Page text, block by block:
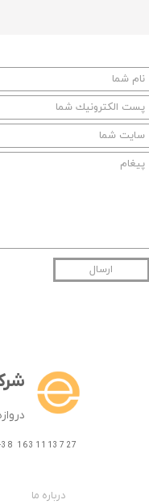
ارسال
1631113727
درباره ما